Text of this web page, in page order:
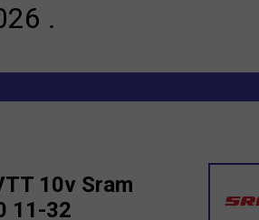
.
10v Sram
11-32